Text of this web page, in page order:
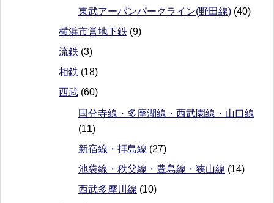
東武アーバンパークライン(野田線) (40)
横浜市営地下鉄 (9)
流鉄 (3)
相鉄 (18)
西武 (60)
国分寺線・多摩湖線・西武園線・山口線
(11)
新宿線・拝島線 (27)
池袋線・秩父線・豊島線・狭山線 (14)
西武多摩川線 (10)